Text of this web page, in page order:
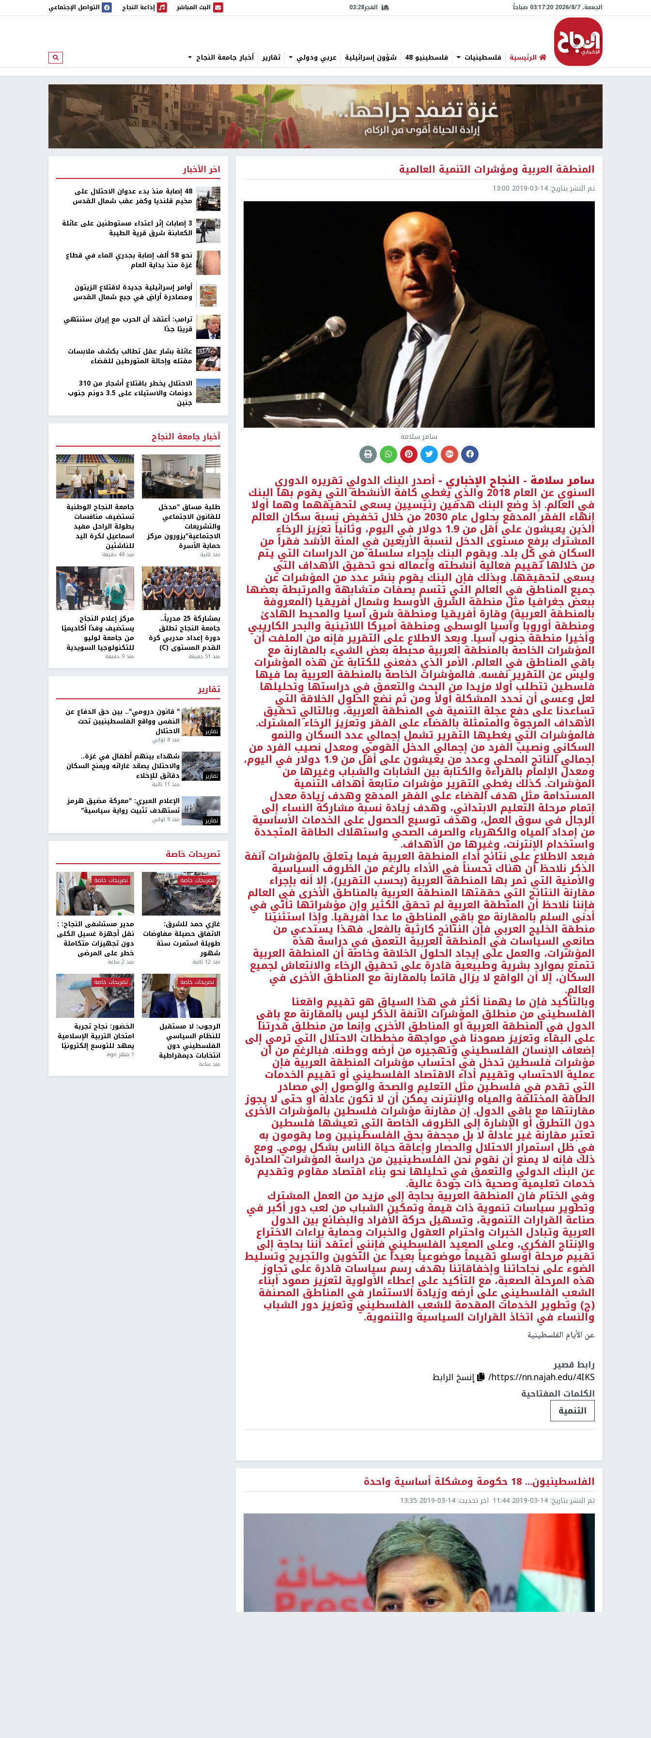
الجمعة، 7/‏8/‏2026 03:17:21 صباحاً الفجر03:28 البث المباشر
البث المباشر إذاعة النجاح
إذاعة النجاح التواصل الإجتماعي
الرئيسية فلسطينيات فلسطينيو 48 شؤون إسرائيلية عربي ودولي تقارير أخبار جامعة النجاح ابحث
المنطقة العربية ومؤشرات التنمية العالمية
تم النشر بتاريخ: 2019-03-14 13:00
سامر سلامة
سامر سلامة - النجاح الإخباري - أصدر البنك الدولي تقريره الدوري
السنوي عن العام 2018 والذي يغطي كافة الأنشطة التي يقوم بها البنك
في العالم. إذ وضع البنك هدفين رئيسيين يسعى لتحقيقهما وهما أولا
إنهاء الفقر المدقع بحلول عام 2030 من خلال تخفيض نسبة سكان العالم
الذين يعيشون على أقل من 1.9 دولار في اليوم، وثانياً تعزيز الرخاء
المشترك برفع مستوى الدخل لنسبة الأربعين في المئة الأشد فقراً من
السكان في كل بلد. ويقوم البنك بإجراء سلسلة من الدراسات التي يتم
من خلالها تقييم فعالية أنشطته وأعماله نحو تحقيق الأهداف التي
يسعى لتحقيقها. وبذلك فإن البنك يقوم بنشر عدد من المؤشرات عن
جميع المناطق في العالم التي تتسم بصفات متشابهة والمرتبطة بعضها
ببعض جغرافيا مثل منطقة الشرق الأوسط وشمال أفريقيا (المعروفة
بالمنطقة العربية) وقارة أفريقيا ومنطقة شرق آسيا والمحيط الهادئ
ومنطقة أوروبا وآسيا الوسطى ومنطقة أميركا اللاتينية والبحر الكاريبي
وأخيرا منطقة جنوب آسيا. وبعد الاطلاع على التقرير فإنه من الملفت أن
المؤشرات الخاصة بالمنطقة العربية محبطة بعض الشيء بالمقارنة مع
باقي المناطق في العالم، الأمر الذي دفعني للكتابة عن هذه المؤشرات
وليس عن التقرير نفسه. فالمؤشرات الخاصة بالمنطقة العربية بما فيها
فلسطين تتطلب أولا مزيدا من البحث والتعمق في دراستها وتحليلها
لعل وعسى أن نحدد المشكلة أولاً ومن ثم نضع الحلول الخلاقة التي
تساعدنا على دفع عجلة التنمية في المنطقة العربية، وبالتالي تحقيق
الأهداف المرجوة والمتمثلة بالقضاء على الفقر وتعزيز الرخاء المشترك.
فالمؤشرات التي يغطيها التقرير تشمل إجمالي عدد السكان والنمو
السكاني ونصيب الفرد من إجمالي الدخل القومي ومعدل نصيب الفرد من
إجمالي الناتج المحلي وعدد من يعيشون على أقل من 1.9 دولار في اليوم،
ومعدل الإلمام بالقراءة والكتابة بين الشابات والشباب وغيرها من
المؤشرات. كذلك يغطي التقرير مؤشرات متابعة أهداف التنمية
المستدامة مثل هدف القضاء على الفقر المدقع وهدف زيادة معدل
إتمام مرحلة التعليم الابتدائي، وهدف زيادة نسبة مشاركة النساء إلى
الرجال في سوق العمل، وهدف توسيع الحصول على الخدمات الأساسية
من إمداد المياه والكهرباء والصرف الصحي واستهلاك الطاقة المتجددة
واستخدام الإنترنت، وغيرها من الأهداف.
فبعد الاطلاع على نتائج أداء المنطقة العربية فيما يتعلق بالمؤشرات آنفة
الذكر نلاحظ أن هناك تحسناً في الأداء بالرغم من الظروف السياسية
والأمنية التي تمر بها المنطقة العربية (بحسب التقرير)، إلا أنه بإجراء
مقارنة النتائج التي حققتها المنطقة العربية بالمناطق الأخرى في العالم
فإننا نلاحظ أن المنطقة العربية لم تحقق الكثير وإن مؤشراتها تأتي في
أدنى السلم بالمقارنة مع باقي المناطق ما عدا أفريقيا. وإذا استثنينا
منطقة الخليج العربي فإن النتائج كارثية بالفعل. فهذا يستدعي من
صانعي السياسات في المنطقة العربية التعمق في دراسة هذه
المؤشرات، والعمل على إيجاد الحلول الخلاقة وخاصة أن المنطقة العربية
تتمتع بموارد بشرية وطبيعية قادرة على تحقيق الرخاء والانتعاش لجميع
السكان، إلا أن الواقع لا يزال قاتماً بالمقارنة مع المناطق الأخرى في
العالم.
وبالتأكيد فإن ما يهمنا أكثر في هذا السياق هو تقييم واقعنا
الفلسطيني من منطلق المؤشرات الآنفة الذكر ليس بالمقارنة مع باقي
الدول في المنطقة العربية أو المناطق الأخرى وإنما من منطلق قدرتنا
على البقاء وتعزيز صمودنا في مواجهة مخططات الاحتلال التي ترمي إلى
إضعاف الإنسان الفلسطيني وتهجيره من أرضه ووطنه. فبالرغم من أن
مؤشرات فلسطين تدخل في احتساب مؤشرات المنطقة العربية فإن
عملية الاحتساب وتقييم أداء الاقتصاد الفلسطيني أو تقييم الخدمات
التي تقدم في فلسطين مثل التعليم والصحة والوصول إلى مصادر
الطاقة المختلفة والمياه والإنترنت يمكن أن لا تكون عادلة أو حتى لا يجوز
مقارنتها مع باقي الدول. إن مقارنة مؤشرات فلسطين بالمؤشرات الأخرى
دون التطرق أو الإشارة إلى الظروف الخاصة التي تعيشها فلسطين
تعتبر مقارنة غير عادلة لا بل مجحفة بحق الفلسطينيين وما يقومون به
في ظل استمرار الاحتلال والحصار وإعاقة حياة الناس بشكل يومي. ومع
ذلك فإنه لا يمنع أن نقوم نحن الفلسطينيين من دراسة المؤشرات الصادرة
عن البنك الدولي والتعمق في تحليلها نحو بناء اقتصاد مقاوم وتقديم
خدمات تعليمية وصحية ذات جودة عالية.
وفي الختام فان المنطقة العربية بحاجة إلى مزيد من العمل المشترك
وتطوير سياسات تنموية ذات قيمة وتمكين الشباب من لعب دور أكبر في
صناعة القرارات التنموية، وتسهيل حركة الأفراد والبضائع بين الدول
العربية وتبادل الخبرات واحترام العقول والخبرات وحماية براءات الاختراع
والإنتاج الفكري، وعلى الصعيد الفلسطيني فإنني أعتقد أننا بحاجة إلى
تقييم مرحلة أوسلو تقييماً موضوعياً بعيداً عن التخوين والتجريح وتسليط
الضوء على نجاحاتنا وإخفاقاتنا بهدف رسم سياسات قادرة على تجاوز
هذه المرحلة الصعبة، مع التأكيد على إعطاء الأولوية لتعزيز صمود أبناء
الشعب الفلسطيني على أرضه وزيادة الاستثمار في المناطق المصنفة
(ج) وتطوير الخدمات المقدمة للشعب الفلسطيني وتعزيز دور الشباب
والنساء في اتخاذ القرارات السياسية والتنموية.
عن الأيام الفلسطينية
رابط قصير
https://nn.najah.edu/4IKS/
إنسخ الرابط
الكلمات المفتاحية
التنمية
الفلسطينيون... 18 حكومة ومشكلة أساسية واحدة
تم النشر بتاريخ: 2019-03-14 11:44 اخر تحديث: 2019-03-14 13:35
اخر الأخبار
48 إصابة منذ بدء عدوان الاحتلال على
مخيم قلنديا وكفر عقب شمال القدس
‏3 إصابات إثر اعتداء مستوطنين على عائلة
الكعابنة شرق قرية الطيبة
نحو 58 ألف إصابة بجدري الماء في قطاع
غزة منذ بداية العام
أوامر إسرائيلية جديدة لاقتلاع الزيتون
ومصادرة أراضٍ في جبع شمال القدس
ترامب: أعتقد أن الحرب مع إيران ستنتهي
قريبًا جدًا
عائلة بشار عقل تطالب بكشف ملابسات
مقتله وإحالة المتورطين للقضاء
الاحتلال يخطر باقتلاع أشجار من 310
دونمات والاستيلاء على 3.5 دونم جنوب
جنين
أخبار جامعة النجاح
طلبة مساق "مدخل
للقانون الاجتماعي
والتشريعات
الاجتماعية"يزورون مركز
حماية الأسرة
منذ ثانية
جامعة النجاح الوطنية
تستضيف منافسات
بطولة الراحل مفيد
اسماعيل لكرة اليد
للناشئين
منذ 48 دقيقة
بمشاركة 25 مدرباً..
جامعة النجاح تطلق
دورة إعداد مدربي كرة
القدم المستوى (C)
منذ 51 دقيقة
مركز إعلام النجاح
يستضيف وفدًا أكاديميًا
من جامعة لوليو
للتكنولوجيا السويدية
منذ 9 دقيقة
تقارير
تقارير
" قانون درومي".. بين حق الدفاع عن
النفس وواقع الفلسطينيين تحت
الاحتلال
منذ 8 ثواني
تقارير
شهداء بينهم أطفال في غزة..
والاحتلال يصعّد غاراته ويمنح السكان
دقائق للإخلاء
منذ 11 ثانية
تقارير
الإعلام العبري: "معركة مضيق هرمز
تستهدف تثبيت رواية سياسية"
منذ 9 ثواني
تصريحات خاصة
تصريحات خاصة
غازي حمد للشرق:
الاتفاق حصيلة مفاوضات
طويلة استمرت ستة
شهور
منذ 12 ثانية
تصريحات خاصة
مدير مستشفى النجاح: :
نقل أجهزة غسيل الكلى
دون تجهيزات متكاملة
خطر على المرضى
منذ 2 ساعة
تصريحات خاصة
الرجوب: لا مستقبل
للنظام السياسي
الفلسطيني دون
انتخابات ديمقراطية
منذ ساعة
تصريحات خاصة
الخضور: نجاح تجربة
امتحان التربية الإسلامية
يمهد للتوسع إلكترونيًا
1 شهر ago